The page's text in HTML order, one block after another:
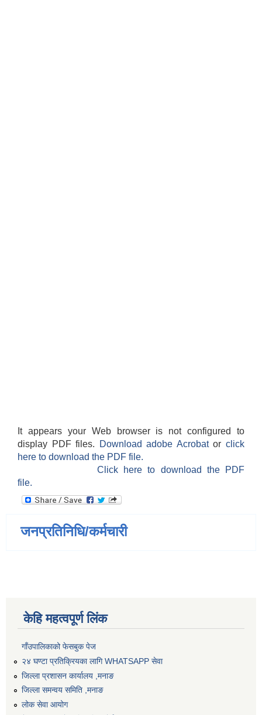
It appears your Web browser is not configured to
display PDF files.
Download adobe Acrobatorclick
here to download the PDF file.
Click here to download the PDF
file.
जनप्रतिनिधि/कर्मचारी
केहि महत्वपूर्ण लिंक
गाँउपालिकाको फेसबुक पेज
२४ घण्टा प्रतिक्रियका लागि WHATSAPP सेवा
जिल्ला प्रशासन कार्यालय ,मनाङ
जिल्ला समन्वय समिति ,मनाङ
लोक सेवा आयोग